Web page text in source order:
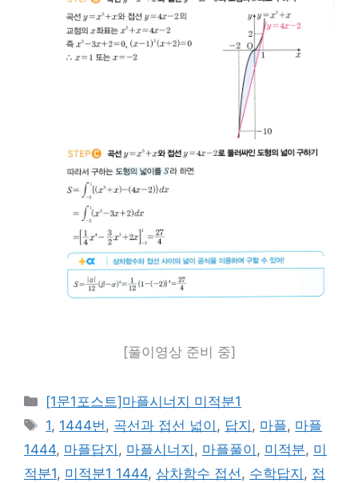
[풀이영상 준비 중]
카
테
리
[1문1포스트]마플시너지 미적분1
태
그
1, 1444번, 곡선과 접선 넓이 , 답지 , 마플, 마플
1444, 마플답지 , 마플시너지 , 마플풀이 , 미적분, 미
적분1, 미적분1 1444, 삼차함수 접선, 수학답지 , 접